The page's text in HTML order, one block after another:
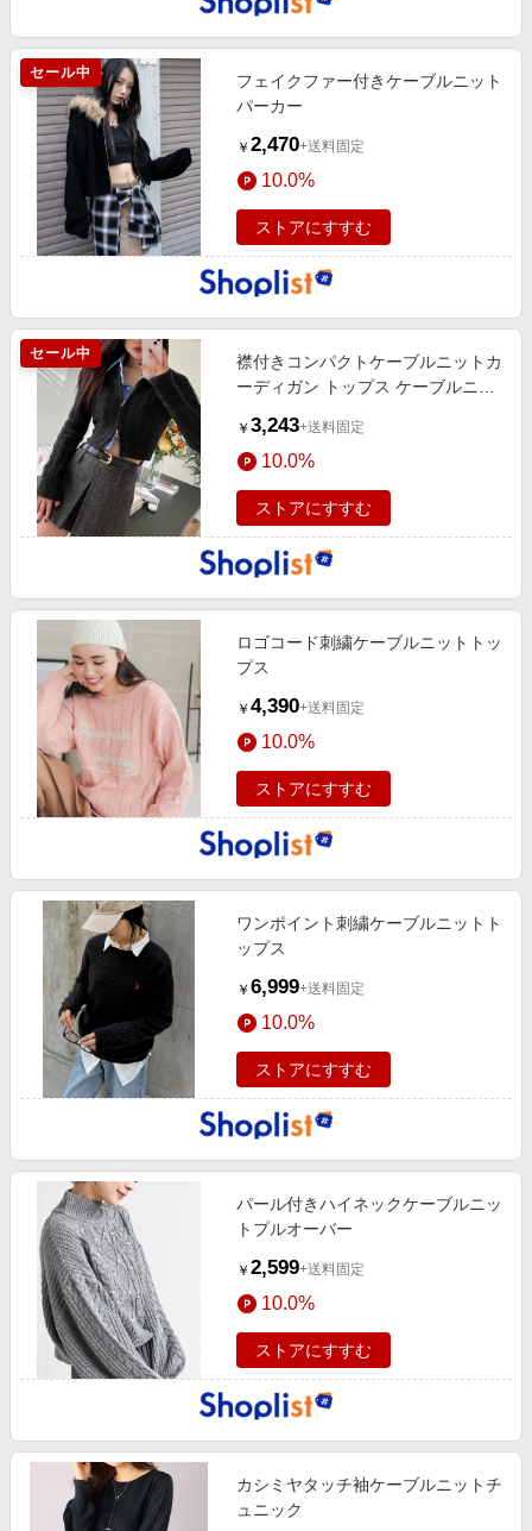
セール中
フェイクファー付きケーブルニット
パーカー
￥ 2,470+送料固定
10.0%
ストアにすすむ
セール中
襟付きコンパクトケーブルニットカ
ーディガン トップス ケーブルニッ
￥ 3,243+送料固定
10.0%
ストアにすすむ
ロゴコード刺繍ケーブルニットトッ
プス
￥ 4,390+送料固定
10.0%
ストアにすすむ
ワンポイント刺繍ケーブルニットト
ップス
￥ 6,999+送料固定
10.0%
ストアにすすむ
パール付きハイネックケーブルニッ
トプルオーバー
￥ 2,599+送料固定
10.0%
ストアにすすむ
カシミヤタッチ袖ケーブルニットチ
ュニック